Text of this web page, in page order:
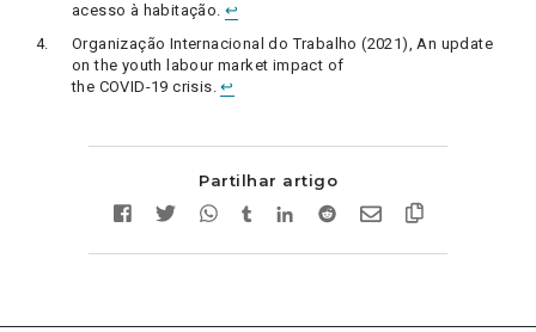
acesso à habitação.↩︎
Organização Internacional do Trabalho (2021), An update
on the youth labour market impact of
the COVID-19 crisis.↩︎
Partilhar artigo